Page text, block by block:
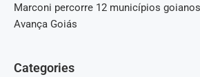
Marconi percorre 12 municípios
Avança Goiás
Categories